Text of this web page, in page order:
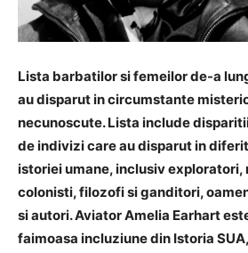
Lista barbatilor si femeilor de-a
au disparut in circumstante
necunoscute. Lista include
de indivizi care au disparut in
istoriei umane, inclusiv exploratori,
colonisti, filozofi si ganditori,
si autori. Aviator Amelia Earhart
faimoasa incluziune din Istoria